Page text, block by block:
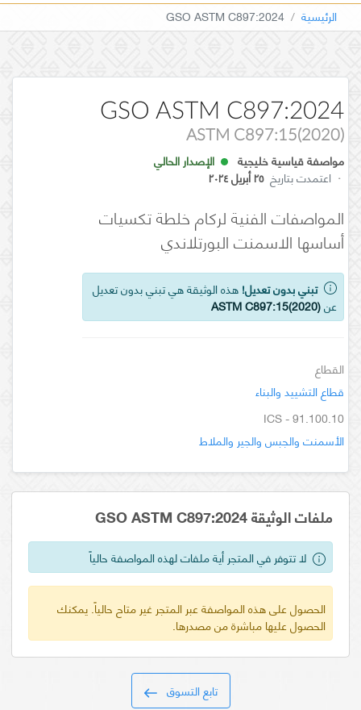
الرئيسية GSO ASTM C897:2024
GSO ASTM C897:2024
ASTM C897:15(2020)
مواصفة قياسية خليجية
الإصدار الحالي
· اعتمدت بتاريخ ٢٥ أبريل ٢٠٢٤
المواصفات الفنية لركام خلطة تكسيات
أساسها الاسمنت البورتلاندي
تبني بدون تعديل! هذه الوثيقة هي تبني بدون تعديل
عنASTM C897:15(2020)
القطاع
قطاع التشييد والبناء
ICS - 91.100.10
الأسمنت والجبس والجير والملاط
ملفات الوثيقة GSO ASTM C897:2024
لا تتوفر في المتجر أية ملفات لهذه المواصفة حالياً
الحصول على هذه المواصفة عبر المتجر غير متاح حالياً. يمكنك
الحصول عليها مباشرة من مصدرها.
تابع التسوق